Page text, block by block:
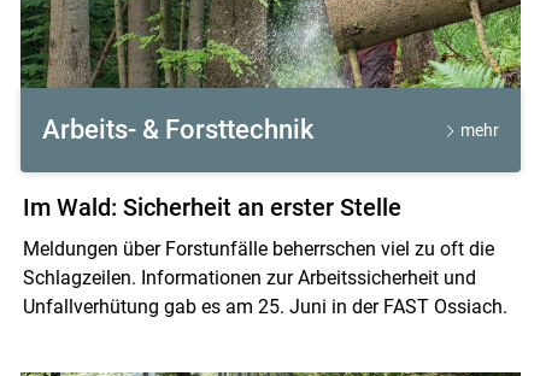
Arbeits- & Forsttechnik mehr
Im Wald: Sicherheit an erster Stelle
Meldungen über Forstunfälle beherrschen viel zu oft die
Schlagzeilen. Informationen zur Arbeitssicherheit und
Unfallverhütung gab es am 25. Juni in der FAST Ossiach.